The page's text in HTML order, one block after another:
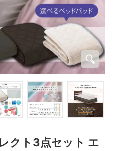
クト3点セット エ